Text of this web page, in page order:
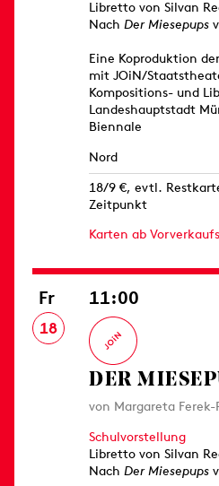
Libretto von Silvan
NachDer Miesepups
Eine Koproduktion
mit JOiN/
Kompositions- und
Landeshauptstadt
Biennale
Nord
18/9 €, evtl.
Zeitpunkt
Karten ab
Fr
18
11:00
DER
von Margareta Ferek-
Schulvorstellung
Libretto von Silvan
NachDer Miesepups